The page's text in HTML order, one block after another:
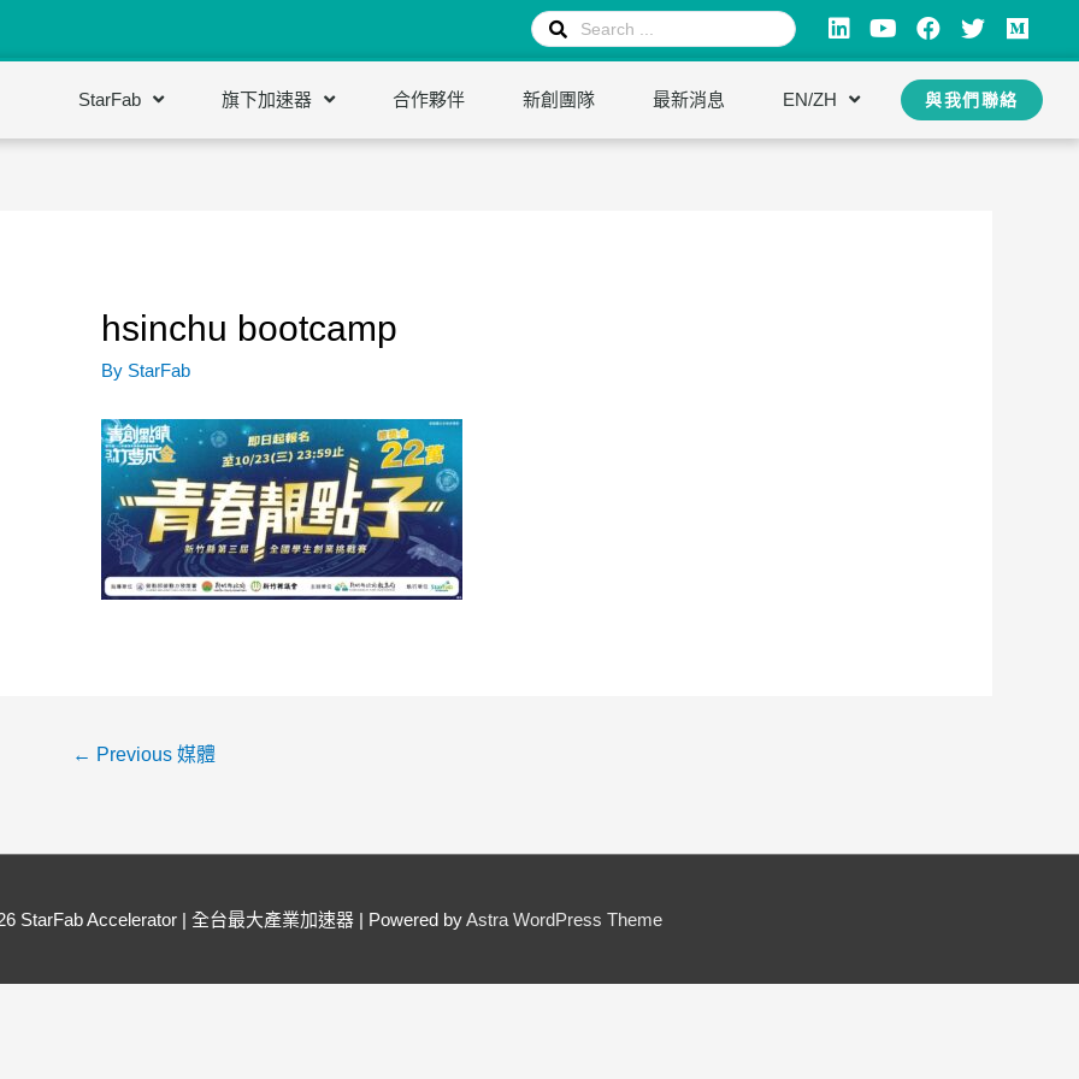
StarFab 旗下加速器 合作夥伴 新創團隊 最新消息 EN/ZH 與我們聯絡
hsinchu bootcamp
By StarFab
← Previous 媒體
StarFab Accelerator | 全台最大產業加速器| Powered byAstra WordPress Theme